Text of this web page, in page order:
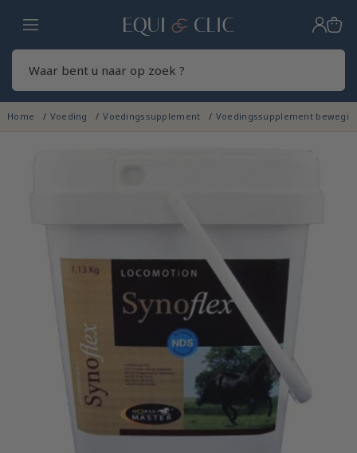
Home
Home Voeding Voedingssupplement Voedingssupplement